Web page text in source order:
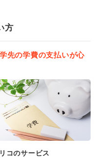
方
先の学費の支払いが心
コのサービス